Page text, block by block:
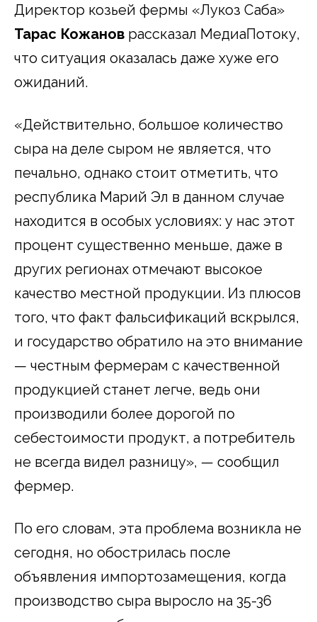
Директор козьей фермы «Лукоз Саба»
Тарас Кожанов рассказал МедиаПотоку,
что ситуация оказалась даже хуже его
ожиданий.
«Действительно, большое количество
сыра на деле сыром не является, что
печально, однако стоит отметить, что
республика Марий Эл в данном случае
находится в особых условиях: у нас этот
процент существенно меньше, даже в
других регионах отмечают высокое
качество местной продукции. Из плюсов
того, что факт фальсификаций вскрылся,
и государство обратило на это внимание
— честным фермерам с качественной
продукцией станет легче, ведь они
производили более дорогой по
себестоимости продукт, а потребитель
не всегда видел разницу», — сообщил
фермер.
По его словам, эта проблема возникла не
сегодня, но обострилась после
объявления импортозамещения, когда
производство сыра выросло на 35-36